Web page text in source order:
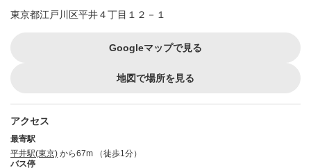
東京都江戸川区平井４丁目１２－１
Googleマップで見る
地図で場所を見る
アクセス
最寄駅
平井駅(東京) から67m （徒歩1分）
バス停